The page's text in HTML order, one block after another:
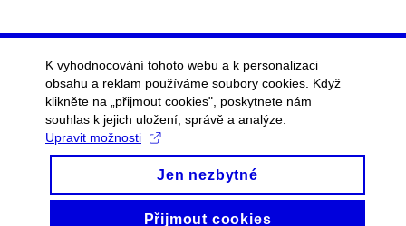
K vyhodnocování tohoto webu a k personalizaci
obsahu a reklam používáme soubory cookies. Když
klikněte na „přijmout cookies", poskytnete nám
souhlas k jejich uložení, správě a analýze.
Upravit možnosti
Jen nezbytné
Přijmout cookies